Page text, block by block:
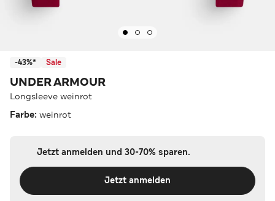
-43%* Sale
UNDER ARMOUR
Longsleeve weinrot
Farbe: weinrot
Jetzt anmelden und 30-70% sparen.
Jetzt anmelden